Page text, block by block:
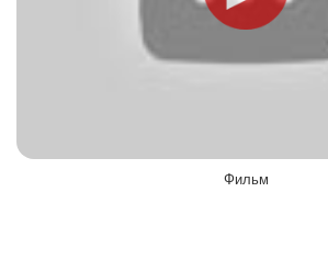
Фильм